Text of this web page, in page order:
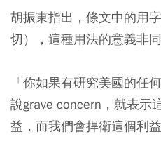
胡振東指出，條文中的用
切），這種用法的意義非同
「你如果有研究美國的任
說grave concern，就表示
益 ，而我們會捍衛這個利益